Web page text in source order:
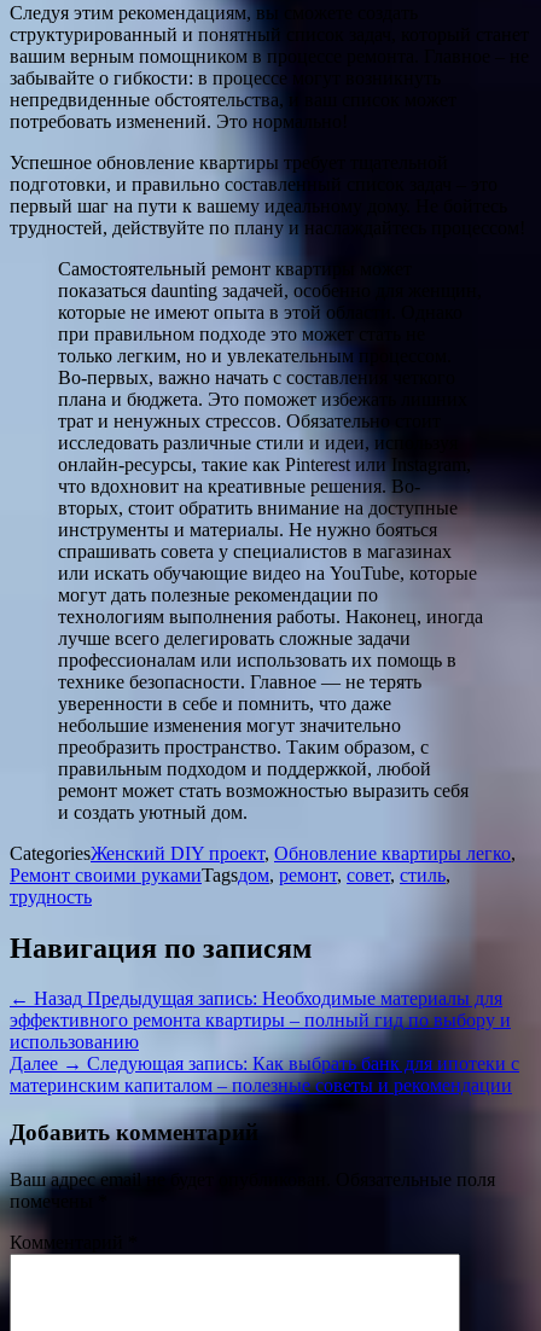
Следуя этим рекомендациям, вы сможете создать
структурированный и понятный список задач, который станет
вашим верным помощником в процессе ремонта. Главное – не
забывайте о гибкости: в процессе могут возникнуть
непредвиденные обстоятельства, и ваш список может
потребовать изменений. Это нормально!
Успешное обновление квартиры требует тщательной
подготовки, и правильно составленный список задач – это
первый шаг на пути к вашему идеальному дому. Не бойтесь
трудностей, действуйте по плану и наслаждайтесь процессом!
Самостоятельный ремонт квартиры может
показаться daunting задачей, особенно для женщин,
которые не имеют опыта в этой области. Однако
при правильном подходе это может стать не
только легким, но и увлекательным процессом.
Во-первых, важно начать с составления четкого
плана и бюджета. Это поможет избежать лишних
трат и ненужных стрессов. Обязательно стоит
исследовать различные стили и идеи, используя
онлайн-ресурсы, такие как Pinterest или Instagram,
что вдохновит на креативные решения. Во-
вторых, стоит обратить внимание на доступные
инструменты и материалы. Не нужно бояться
спрашивать совета у специалистов в магазинах
или искать обучающие видео на YouTube, которые
могут дать полезные рекомендации по
технологиям выполнения работы. Наконец, иногда
лучше всего делегировать сложные задачи
профессионалам или использовать их помощь в
технике безопасности. Главное — не терять
уверенности в себе и помнить, что даже
небольшие изменения могут значительно
преобразить пространство. Таким образом, с
правильным подходом и поддержкой, любой
ремонт может стать возможностью выразить себя
и создать уютный дом.
CategoriesЖенский DIY проект, Обновление квартиры легко,
Ремонт своими рукамиTagsдом, ремонт, совет, стиль,
трудность
Навигация по записям
← Назад Предыдущая запись: Необходимые материалы для
эффективного ремонта квартиры – полный гид по выбору и
использованию
Далее → Следующая запись: Как выбрать банк для ипотеки с
материнским капиталом – полезные советы и рекомендации
Добавить комментарий
Ваш адрес email не будет опубликован.
Обязательные поля
помечены
Комментарий